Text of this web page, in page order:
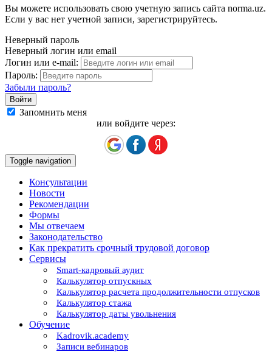
Вы можете использовать свою учетную запись сайта norma.uz.
Если у вас нет учетной записи, зарегистрируйтесь.
Неверный пароль
Неверный логин или email
Логин или e-mail:
Пароль:
Забыли пароль?
Запомнить меня
или войдите через:
Toggle navigation
Консультации
Новости
Рекомендации
Формы
Мы отвечаем
Законодательство
Как прекратить срочный трудовой договор
Сервисы
Smart-кадровый аудит
Калькулятор отпускных
Калькулятор расчета продолжительности отпусков
Калькулятор стажа
Калькулятор даты увольнения
Обучение
Kadrovik.academy
Записи вебинаров